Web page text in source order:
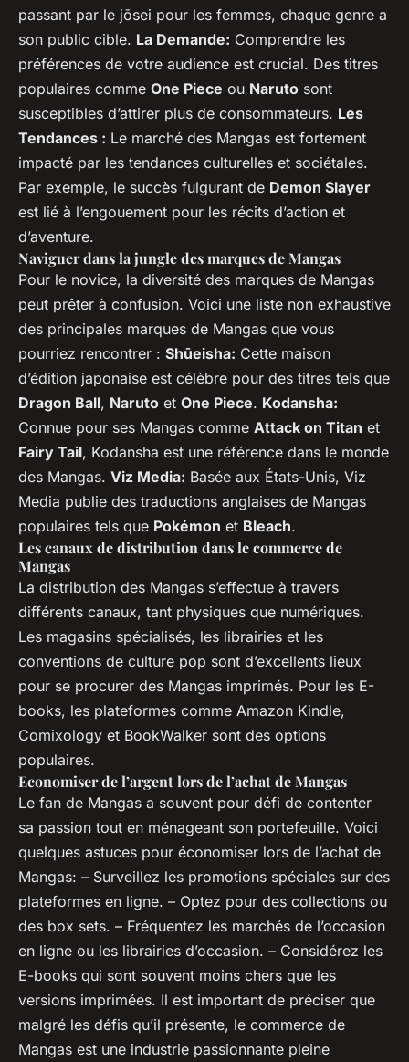
passant par le jōsei pour les femmes, chaque genre a
son public cible. La Demande: Comprendre les
préférences de votre audience est crucial. Des titres
populaires comme One Piece ou Naruto sont
susceptibles d’attirer plus de consommateurs. Les
Tendances : Le marché des Mangas est fortement
impacté par les tendances culturelles et sociétales.
Par exemple, le succès fulgurant de Demon Slayer
est lié à l’engouement pour les récits d’action et
d’aventure.
Naviguer dans la jungle des marques de Mangas
Pour le novice, la diversité des marques de Mangas
peut prêter à confusion. Voici une liste non exhaustive
des principales marques de Mangas que vous
pourriez rencontrer : Shūeisha: Cette maison
d’édition japonaise est célèbre pour des titres tels que
Dragon Ball, Naruto et One Piece. Kodansha:
Connue pour ses Mangas comme Attack on Titan et
Fairy Tail, Kodansha est une référence dans le monde
des Mangas. Viz Media: Basée aux États-Unis, Viz
Media publie des traductions anglaises de Mangas
populaires tels que Pokémon et Bleach.
Les canaux de distribution dans le commerce de
Mangas
La distribution des Mangas s’effectue à travers
différents canaux, tant physiques que numériques.
Les magasins spécialisés, les librairies et les
conventions de culture pop sont d’excellents lieux
pour se procurer des Mangas imprimés. Pour les E-
books, les plateformes comme Amazon Kindle,
Comixology et BookWalker sont des options
populaires.
Economiser de l’argent lors de l’achat de Mangas
Le fan de Mangas a souvent pour défi de contenter
sa passion tout en ménageant son portefeuille. Voici
quelques astuces pour économiser lors de l’achat de
Mangas: – Surveillez les promotions spéciales sur des
plateformes en ligne. – Optez pour des collections ou
des box sets. – Fréquentez les marchés de l’occasion
en ligne ou les librairies d’occasion. – Considérez les
E-books qui sont souvent moins chers que les
versions imprimées. Il est important de préciser que
malgré les défis qu’il présente, le commerce de
Mangas est une industrie passionnante pleine